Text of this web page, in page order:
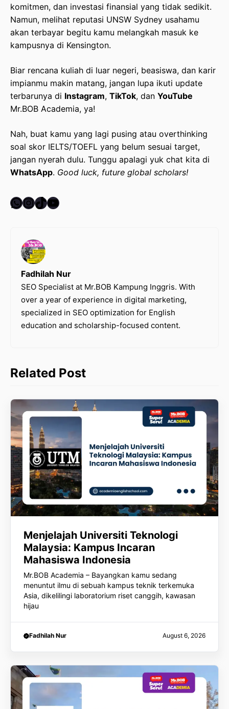
komitmen, dan investasi finansial yang tidak sedikit.
Namun, melihat reputasi UNSW Sydney usahamu
akan terbayar begitu kamu melangkah masuk ke
kampusnya di Kensington.
Biar rencana kuliah di luar negeri, beasiswa, dan karir
impianmu makin matang, jangan lupa ikuti update
terbarunya di Instagram, TikTok, dan YouTube
Mr.BOB Academia, ya!
Nah, buat kamu yang lagi pusing atau overthinking
soal skor IELTS/TOEFL yang belum sesuai target,
jangan nyerah dulu. Tunggu apalagi yuk chat kita di
WhatsApp. Good luck, future global scholars!
WhatsApp
Instagram
TikTok
YouTube
Fadhilah Nur
SEO Specialist at Mr.BOB Kampung Inggris. With
over a year of experience in digital marketing,
specialized in SEO optimization for English
education and scholarship-focused content.
Related Post
Menjelajah Universiti Teknologi
Malaysia: Kampus Incaran
Mahasiswa Indonesia
Mr.BOB Academia – Bayangkan kamu sedang
menuntut ilmu di sebuah kampus teknik terkemuka
Asia, dikelilingi laboratorium riset canggih, kawasan
hijau
Fadhilah Nur August 6, 2026